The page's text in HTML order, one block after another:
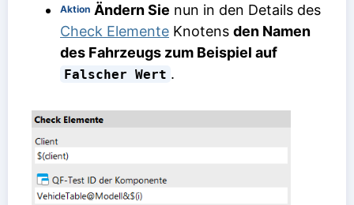
Aktion Ändern Sie nun in den Details des
Check Elemente Knotens den Namen
des Fahrzeugs zum Beispiel auf
Falscher Wert .